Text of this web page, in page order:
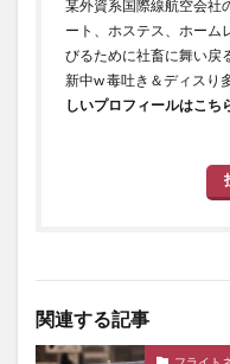
某外資系国際線航空会社
ート、ホステス、ホーム
びるために社畜に舞い戻
新中w 毒吐き＆ディスり
しいプロフィールはこち
関連する記事